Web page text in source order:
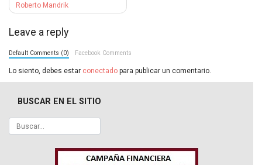
Roberto Mandrik
Leave a reply
Default Comments (0) Facebook Comments
Lo siento, debes estar conectado para publicar un comentario.
BUSCAR EN EL SITIO